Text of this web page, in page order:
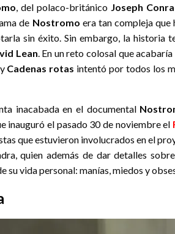
, del polaco-británico Joseph
de Nostromo era tan compleja que
sin éxito. Sin embargo, la historia
Lean. En un reto colosal que acabaría
y Cadenas rotas intentó por todos los
inacabada en el documental
inauguró el pasado 30 de noviembre el
que estuvieron involucrados en el
quien además de dar detalles
su vida personal: manías, miedos y